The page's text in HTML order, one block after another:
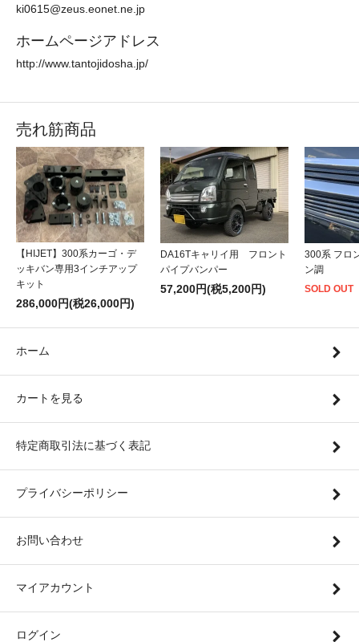
ki0615@zeus.eonet.ne.jp
ホームページアドレス
http://www.tantojidosha.jp/
売れ筋商品
【HIJET】300系カーゴ・デ
ッキバン専用3インチアップ
キット
286,000円(税26,000円)
DA16Tキャリイ用 フロント
パイプバンパー
57,200円(税5,200円)
300系 フロ
ン調
SOLD OUT
ホーム
カートを見る
特定商取引法に基づく表記
プライバシーポリシー
お問い合わせ
マイアカウント
ログイン